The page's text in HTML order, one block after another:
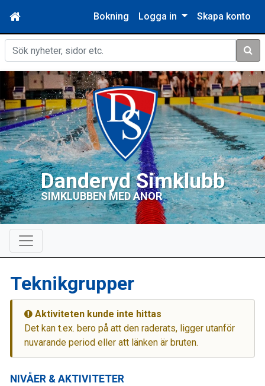
Bokning Logga in Skapa konto
Sök
Danderyd Simklubb
SIMKLUBBEN MED ANOR
Teknikgrupper
Aktiviteten kunde inte hittas
Det kan t.ex. bero på att den raderats, ligger utanför
nuvarande period eller att länken är bruten.
NIVÅER & AKTIVITETER